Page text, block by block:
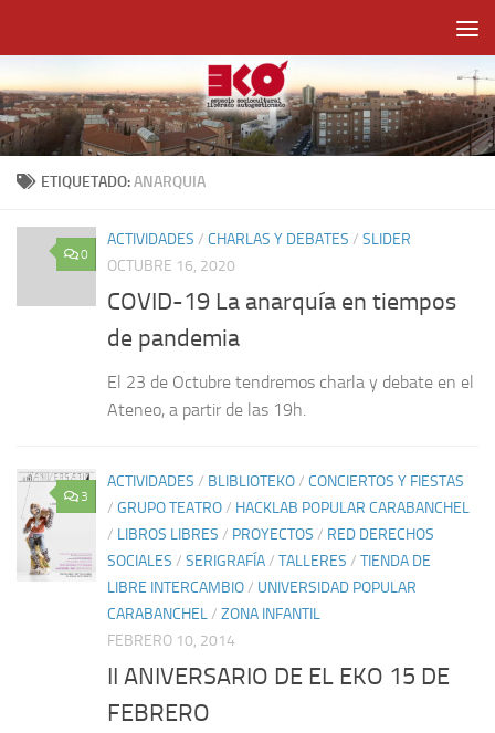
ETIQUETADO:ANARQUIA
0
ACTIVIDADES / CHARLAS Y DEBATES / SLIDER
OCTUBRE 16, 2020
COVID-19 La anarquía en tiempos
de pandemia
El 23 de Octubre tendremos charla y debate en el
Ateneo, a partir de las 19h.
3
ACTIVIDADES / BLIBLIOTEKO/ CONCIERTOS Y FIESTAS
/ GRUPO TEATRO/ HACKLAB POPULAR CARABANCHEL
/ LIBROS LIBRES / PROYECTOS / RED DERECHOS
SOCIALES / SERIGRAFÍA/ TALLERES / TIENDA DE
LIBRE INTERCAMBIO/ UNIVERSIDAD POPULAR
CARABANCHEL/ ZONA INFANTIL
FEBRERO 10, 2014
II ANIVERSARIO DE EL EKO 15 DE
FEBRERO